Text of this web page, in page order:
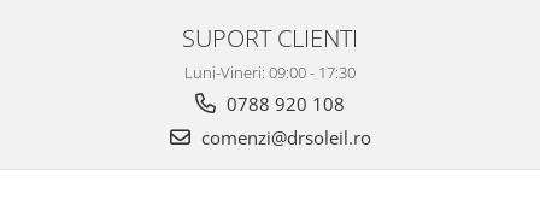
SUPORT CLIENTI
Luni-Vineri: 09:00 - 17:30
0788 920 108
comenzi@drsoleil.ro